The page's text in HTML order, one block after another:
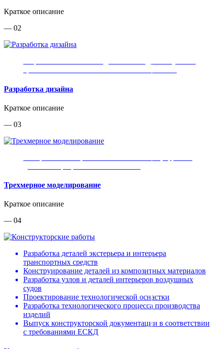
Краткое описание
— 02
Разработка дизайна
Краткое описание
— 03
Трехмерное моделирование
Краткое описание
— 04
Разработка деталей экстерьера и интерьера
транспортных средств
Конструирование деталей из композитных материалов
Разработка узлов и деталей интерьеров воздушных
судов
Проектирование технологической оснастки
Разработка технологического процесса производства
изделий
Выпуск конструкторской документации в соответствии
с требованиями ЕСКД